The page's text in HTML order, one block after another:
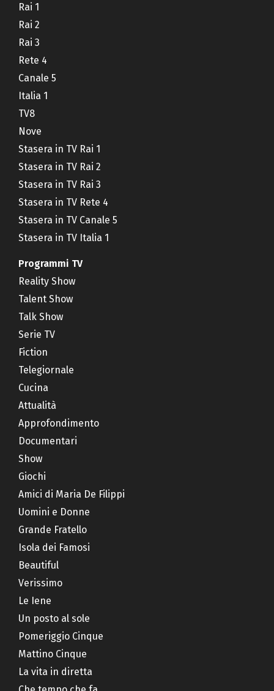
Rai 1
Rai 2
Rai 3
Rete 4
Canale 5
Italia 1
TV8
Nove
Stasera in TV Rai 1
Stasera in TV Rai 2
Stasera in TV Rai 3
Stasera in TV Rete 4
Stasera in TV Canale 5
Stasera in TV Italia 1
Programmi TV
Reality Show
Talent Show
Talk Show
Serie TV
Fiction
Telegiornale
Cucina
Attualità
Approfondimento
Documentari
Show
Giochi
Amici di Maria De Filippi
Uomini e Donne
Grande Fratello
Isola dei Famosi
Beautiful
Verissimo
Le Iene
Un posto al sole
Pomeriggio Cinque
Mattino Cinque
La vita in diretta